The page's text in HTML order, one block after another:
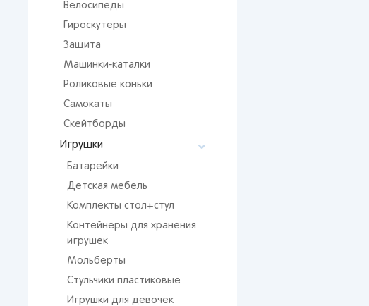
Велосипеды
Гироскутеры
Защита
Машинки-каталки
Роликовые коньки
Самокаты
Скейтборды
Игрушки
Батарейки
Детская мебель
Комплекты стол+стул
Контейнеры для хранения
игрушек
Мольберты
Стульчики пластиковые
Игрушки для девочек